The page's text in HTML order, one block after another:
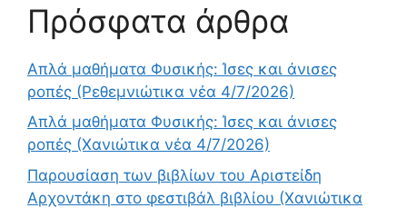
Πρόσφατα άρθρα
Απλά μαθήματα Φυσικής: Ίσες και άνισες
ροπές (Ρεθεμνιώτικα νέα 4/7/2026)
Απλά μαθήματα Φυσικής: Ίσες και άνισες
ροπές (Χανιώτικα νέα 4/7/2026)
Παρουσίαση των βιβλίων του Αριστείδη
Αρχοντάκη στο φεστιβάλ βιβλίου (Χανιώτικα